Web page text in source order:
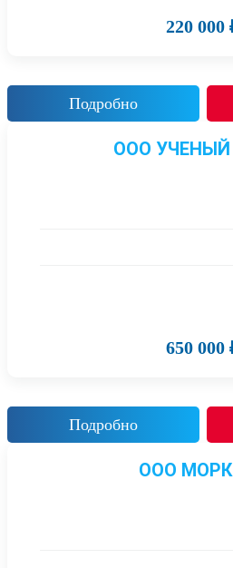
220 000
Подробно
ООО УЧЕНЫЙ
650 000
Подробно
ООО